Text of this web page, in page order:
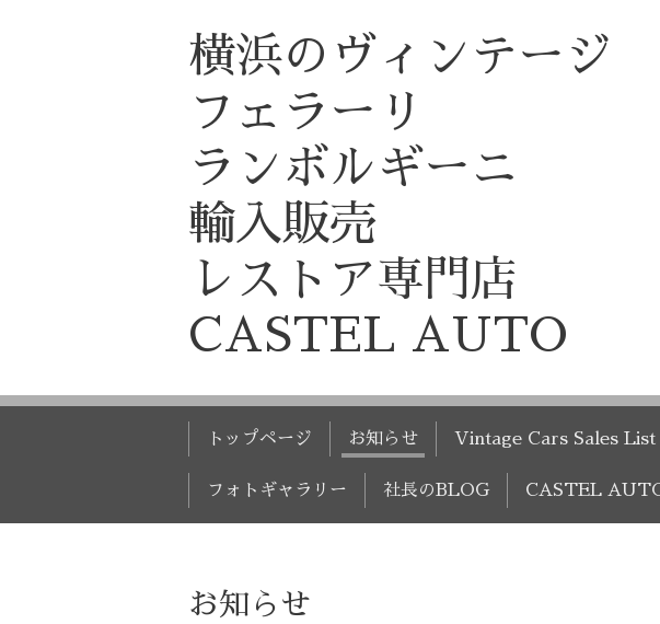
横浜のヴィンテージ
フェラーリ
ランボルギーニ
輸入販売
レストア専門店
CASTEL AUTO
トップページ お知らせ Vintage Cars Sales List
フォトギャラリー 社長のBLOG CASTEL
お知らせ